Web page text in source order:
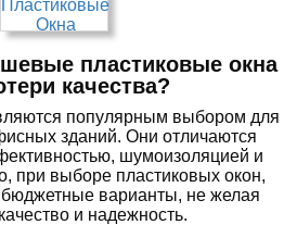
пластиковые окна
качества?
популярным выбором для
зданий. Они отличаются
шумоизоляцией и
при выборе пластиковых окон,
варианты, не желая
и надежность.